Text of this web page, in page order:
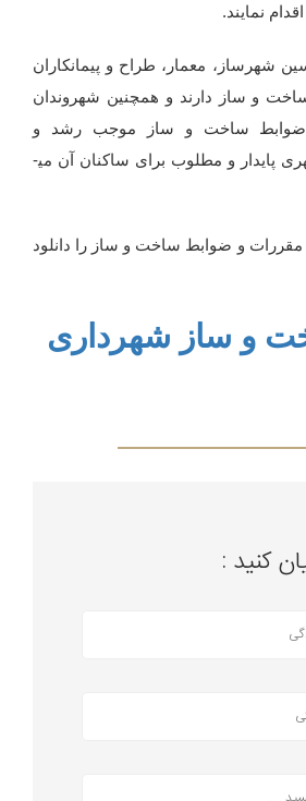
نمایند.
شهرساز، معمار، طراح و پیمانکاران
و ساز دارند و همچنین شهروندان
ضوابط ساخت و ساز موجب رشد و
شکوفایی و توسعه شهری پایدار و مطلوب برای ساکنان آن می­
مقررات و ضوابط ساخت و ساز را دانلود
و ساز شهرداری
کنید :